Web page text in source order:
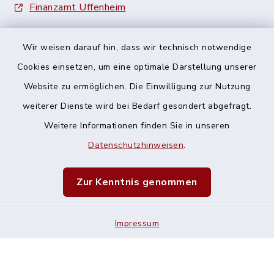
Wir weisen darauf hin, dass wir technisch notwendige
Cookies einsetzen, um eine optimale Darstellung unserer
Website zu ermöglichen. Die Einwilligung zur Nutzung
weiterer Dienste wird bei Bedarf gesondert abgefragt.
Weitere Informationen finden Sie in unseren
Datenschutzhinweisen.
Zur Kenntnis genommen
Impressum
Finanzamt Uffenheim
Barrierefreiheit
Impressum
Sitemap